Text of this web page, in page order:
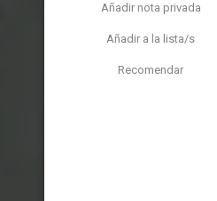
Añadir nota privada
Añadir a la lista/s
Recomendar